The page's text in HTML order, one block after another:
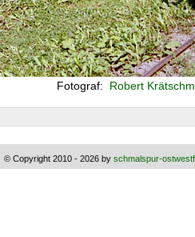
Fotograf: Robert
© Copyright 2010 - 2026 by schmalspur-